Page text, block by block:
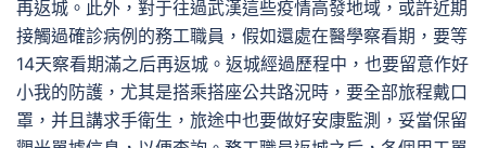
再返城。此外，對于往過武漢這些疫情高發地域，或許近期
接觸過確診病例的務工職員，假如還處在醫學察看期，要等
14天察看期滿之后再返城。返城經過歷程中，也要留意作好
小我的防護，尤其是搭乘搭座公共路況時，要全部旅程戴口
罩，并且講求手衛生，旅途中也要做好安康監測，妥當保留